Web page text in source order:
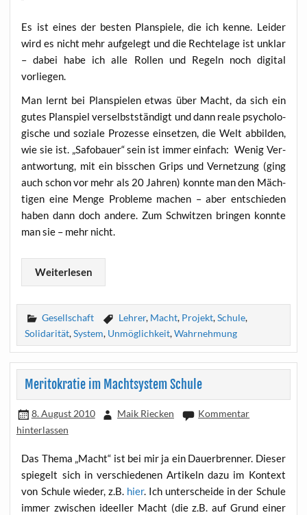
Es ist eines der bes­ten Plan­spie­le, die ich ken­ne. Lei­der
wird es nicht mehr auf­ge­legt und die Rech­te­la­ge ist unklar
– dabei habe ich alle Rol­len und Regeln noch digi­tal
vorliegen.
Man lernt bei Plan­spie­len etwas über Macht, da sich ein
gutes Plan­spiel ver­selbst­stän­digt und dann rea­le psy­cho­lo­
gi­sche und sozia­le Pro­zes­se ein­set­zen, die Welt abbil­den,
wie sie ist. „Safo­bau­er“ sein ist immer ein­fach: Wenig Ver­
ant­wor­tung, mit ein biss­chen Grips und Ver­net­zung (ging
auch schon vor mehr als 20 Jah­ren) konn­te man den Mäch­
ti­gen eine Men­ge Pro­ble­me machen – aber ent­schie­den
haben dann doch ande­re. Zum Schwit­zen brin­gen konn­te
man sie – mehr nicht.
Wei­ter­le­sen
Gesellschaft Lehrer, Macht, Projekt,Schule,
Solidarität,System, Unmöglichkeit,Wahrnehmung
Meritokratie im Machtsystem Schule
8. August 2010 Maik Riecken
Kommentar
hinterlassen
Das The­ma „Macht“ ist bei mir ja ein Dau­er­bren­ner. Die­ser
spie­gelt sich in ver­schie­de­nen Arti­keln dazu im Kon­text
von Schu­le wie­der, z.B. hier. Ich unter­schei­de in der Schu­le
immer zwi­schen ideel­ler Macht (die z.B. auf Grund einer